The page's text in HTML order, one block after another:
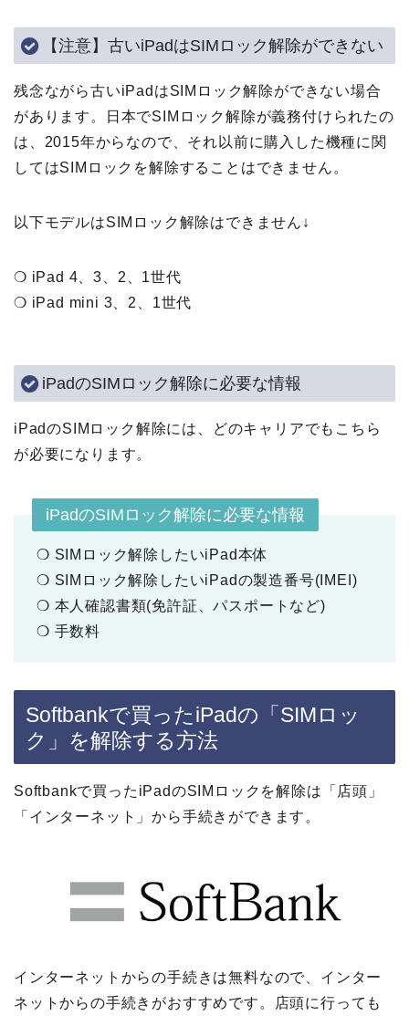
【注意】古いiPadはSIMロック解除ができない
残念ながら古いiPadはSIMロック解除ができない場合
があります。日本でSIMロック解除が義務付けられたの
は、2015年からなので、それ以前に購入した機種に関
してはSIMロックを解除することはできません。
以下モデルはSIMロック解除はできません↓
❍ iPad 4、3、2、1世代
❍ iPad mini 3、2、1世代
iPadのSIMロック解除に必要な情報
iPadのSIMロック解除には、どのキャリアでもこちら
が必要になります。
iPadのSIMロック解除に必要な情報
❍ SIMロック解除したいiPad本体
❍ SIMロック解除したいiPadの製造番号(IMEI)
❍ 本人確認書類(免許証、パスポートなど)
❍ 手数料
Softbankで買ったiPadの「SIMロッ
ク」を解除する方法
Softbankで買ったiPadのSIMロックを解除は「店頭」
「インターネット」から手続きができます。
インターネットからの手続きは無料なので、インター
ネットからの手続きがおすすめです。店頭に行っても